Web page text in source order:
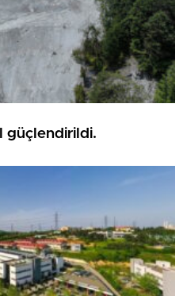
güçlendirildi.